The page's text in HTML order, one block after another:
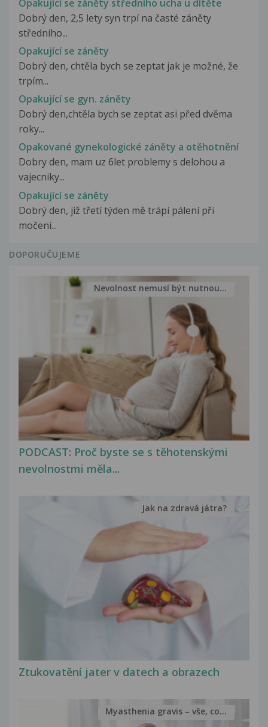
Opakující se záněty středního ucha u dítěte
Dobrý den, 2,5 lety syn trpí na časté záněty
středního...
Opakující se záněty
Dobrý den, chtěla bych se zeptat jak je možné, že
trpím...
Opakující se gyn. záněty
Dobrý den,chtěla bych se zeptat asi před dvěma
roky...
Opakované gynekologické záněty a otěhotnění
Dobry den, mam uz 6let problemy s delohou a
vajecniky...
Opakující se záněty
Dobrý den, již třetí týden mě trápí pálení při
močení...
DOPORUČUJEME
PODCAST: Proč byste se s těhotenskými
nevolnostmi měla...
Nevolnost nemusí být nutnou...
Ztukovatění jater v datech a obrazech
Jak na zdravá játra?
Myasthenia gravis – vše, co...